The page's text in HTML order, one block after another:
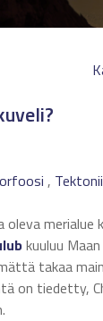
,
kuuluu
takaa
on tiedetty,